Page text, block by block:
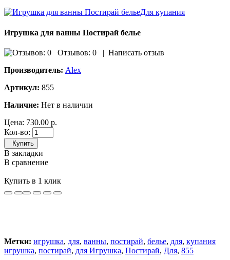
Игрушка для ванны Постирай белье
Отзывов: 0 | Написать отзыв
Производитель: Alex
Артикул: 855
Наличие: Нет в наличии
Цена: 730.00 р.
Кол-во:
Купить
В закладки
В сравнение
Купить в 1 клик
Метки: игрушка, для, ванны, постирай, белье, для, купания
игрушка, постирай, для Игрушка, Постирай, Для, 855